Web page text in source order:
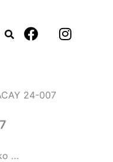
F
a
o
I
n
24-007
…